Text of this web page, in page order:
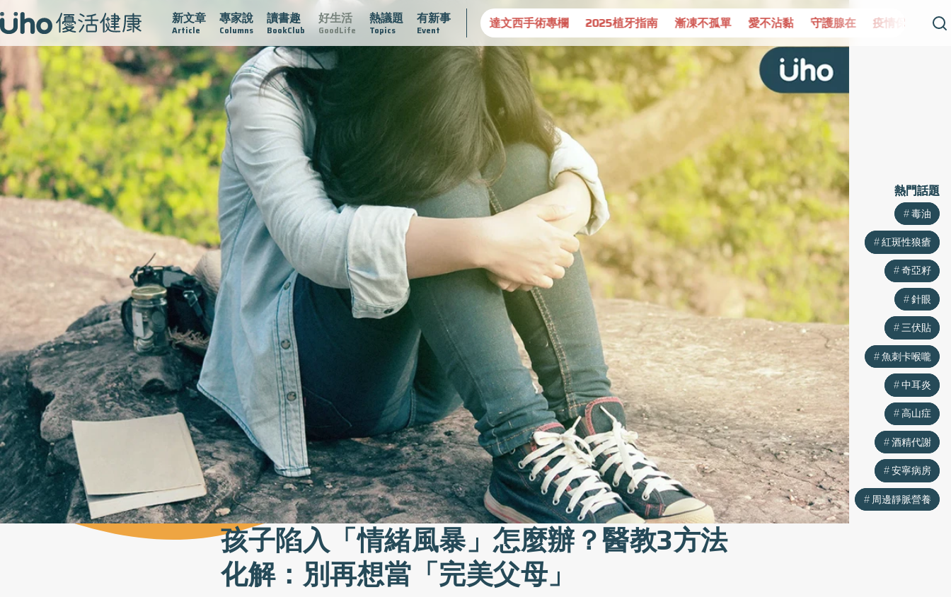
新文章
Article
專家說
Columns
讀書趣
BookClub
好生活
GoodLife
熱議題
Topics
有新事
Event
疫情保衛戰 再生醫學 愛的未來視 認識攝護腺肥大 守護骨骼健康 達文西手術專欄 2025植牙指南 漸凍不孤單 愛不沾黏 守護腺在 疫情保衛戰 再生醫學 愛的
孩子陷入「情緒風暴」怎麼辦？醫教3方法
化解：別再想當「完美父母」
熱門話題
毒油
紅斑性狼瘡
奇亞籽
針眼
三伏貼
魚刺卡喉嚨
中耳炎
高山症
酒精代謝
安寧病房
周邊靜脈營養
熱門話題
毒油
紅斑性狼瘡
奇亞籽
針眼
三伏貼
魚刺卡喉嚨
中耳炎
高山症
酒精代謝
安寧病房
周邊靜脈營養